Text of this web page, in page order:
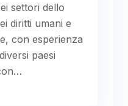
settori dello
diritti umani e
con esperienza
paesi